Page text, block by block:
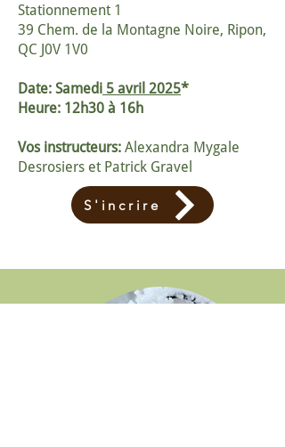
Stationnement 1
39 Chem. de la Montagne Noire, Ripon,
QC J0V 1V0
Date: Samedi 5 avril 2025*
Heure: 12h30 à 16h
Vos instructeurs: Alexandra Mygale
Desrosiers et Patrick Gravel
S'incrire